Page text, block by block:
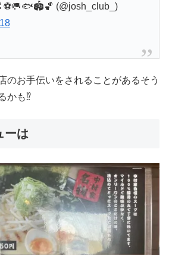
(@josh_club_)
のお手伝いをされることがあるそう
かも⁉︎
ーは